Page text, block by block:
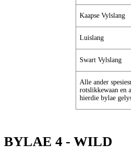
Kaapse Vylslang
Luislang
Swart Vylslang
Alle ander
rotslikkewaan en
hierdie bylae
BYLAE 4 -